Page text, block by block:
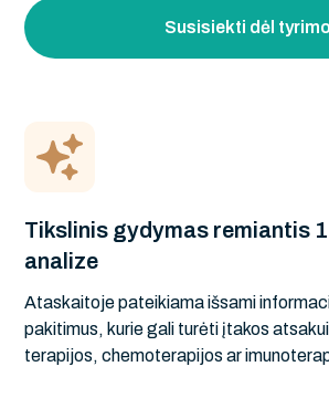
Susisiekti dėl tyrimo
Tikslinis gydymas remiantis
analize
Ataskaitoje pateikiama išsami
pakitimus, kurie gali turėti įtakos
terapijos, chemoterapijos ar